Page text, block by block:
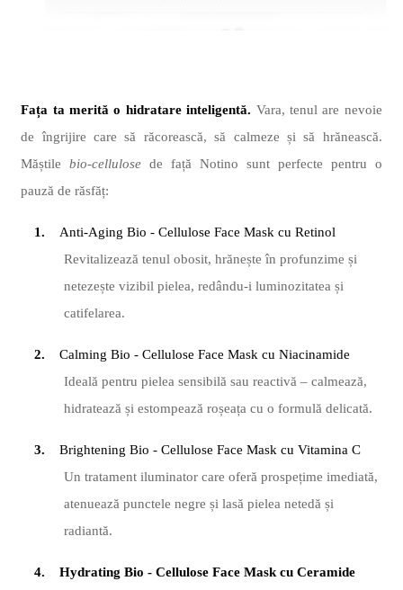
Fața ta merită o hidratare inteligentă. Vara, tenul are nevoie
de îngrijire care să răcorească, să calmeze și să hrănească.
Măștilebio-cellulose de față Notino sunt perfecte pentru o
pauzăde răsfăț:
1. Anti-Aging Bio - Cellulose Face Mask cu Retinol
Revitalizează tenul obosit, hrănește în profunzimeși
netezește vizibil pielea, redându-i luminozitatea și
catifelarea.
2. Calming Bio - Cellulose Face Mask cu Niacinamide
Ideală pentru pielea sensibilă sau reactivă – calmează,
hidratează și estompează roșeața cu o formulădelicată.
3. Brightening Bio - Cellulose Face Mask cu Vitamina C
Un tratament iluminator care oferăprospețime imediată,
atenuează punctele negre și lasă pielea netedă și
radiantă.
4.
Hydrating Bio - Cellulose Face Mask cu Ceramide